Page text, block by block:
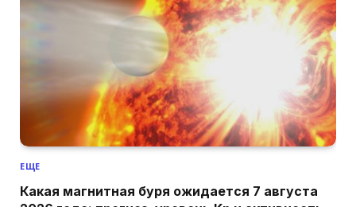
ЕЩЕ
Какая магнитная буря ожидается 7 августа